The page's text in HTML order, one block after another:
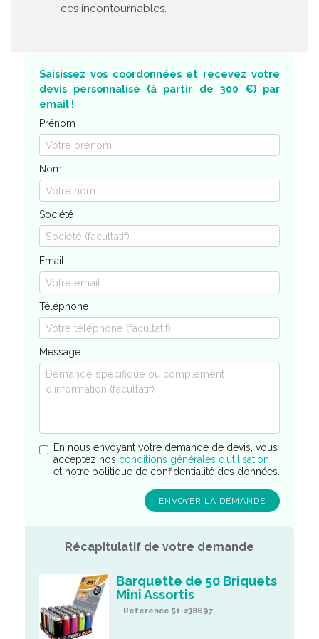
ces incontournables.
Saisissez vos coordonnées et recevez votre
devis personnalisé (à partir de 300 €) par
email !
Prénom
Nom
Société
Email
Téléphone
Message
En nous envoyant votre demande de devis, vous
acceptez nos conditions générales d’utilisation
et notre politique de confidentialité des données.
Récapitulatif de votre demande
Barquette de 50 Briquets
Mini Assortis
Référence 51-238697